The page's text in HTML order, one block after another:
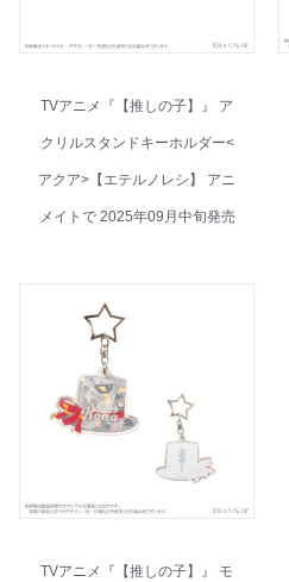
TVアニメ『【推しの子】』 ア
クリルスタンドキーホルダー<
アクア>【エテルノレシ】 アニ
メイトで 2025年09月中旬発売
TVアニメ『【推しの子】』 モ